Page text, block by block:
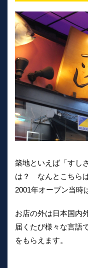
築地といえば「すし
は？ なんとこちら
2001年オープン当時
お店の外は日本国内
届くたび様々な言語
をもらえます。